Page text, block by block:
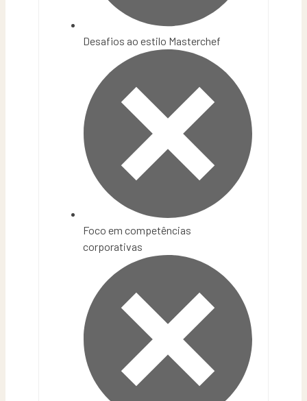
Desafios ao estilo Masterchef
Foco em competências
corporativas